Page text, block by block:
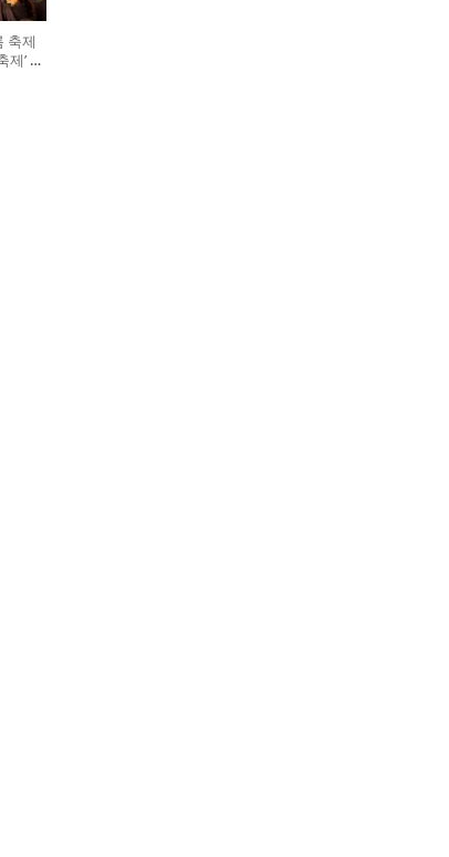
축제
제’ 개